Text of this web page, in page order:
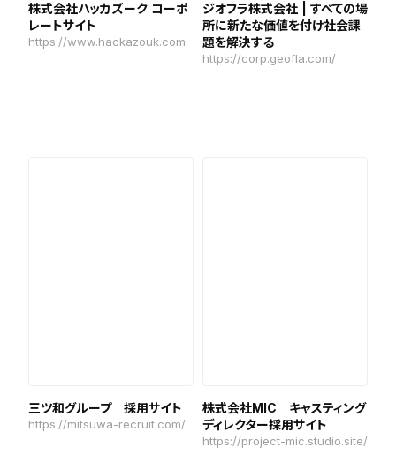
株式会社ハッカズーク コーポ
レートサイト
https://www.hackazouk.com
ジオフラ株式会社 | すべての場
所に新たな価値を付け社会課
題を解決する
https://corp.geofla.com/
三ツ和グループ 採用サイト
https://mitsuwa-recruit.com/
株式会社MIC キャスティング
ディレクター採用サイト
https://project-mic.studio.site/